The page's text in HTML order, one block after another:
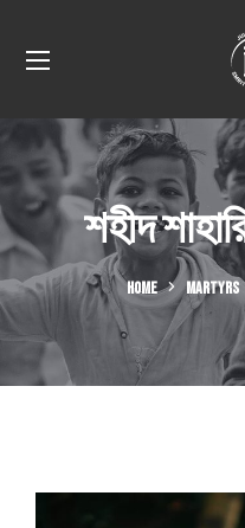
শহীদ
HOME MARTYRS